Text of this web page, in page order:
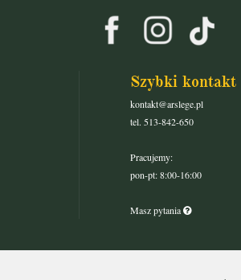
Szybki kontakt
kontakt@arslege.pl
tel. 513-842-650
Pracujemy:
pon-pt: 8:00-16:00
Masz pytania